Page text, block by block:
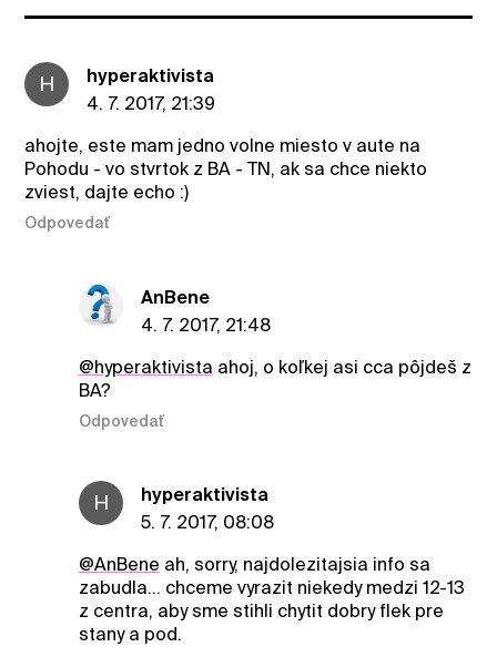
H
hyperaktivista
4. 7. 2017, 21:39
ahojte, este mam jedno volne miesto v aute na
Pohodu - vo stvrtok z BA - TN, ak sa chce niekto
zviest, dajte echo :)
Odpovedať
AnBene
4. 7. 2017, 21:48
@hyperaktivista ahoj, o koľkej asi cca pôjdeš z
BA?
Odpovedať
H
hyperaktivista
5. 7. 2017, 08:08
@AnBene ah, sorry, najdolezitajsia info sa
zabudla... chceme vyrazit niekedy medzi 12-13
z centra, aby sme stihli chytit dobry flek pre
stany a pod.